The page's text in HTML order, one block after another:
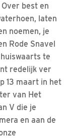
best en
laten
noemen, je
Rode Snavel
te
redelijk ver
13 maart in het
van Het
V die je
en aan de